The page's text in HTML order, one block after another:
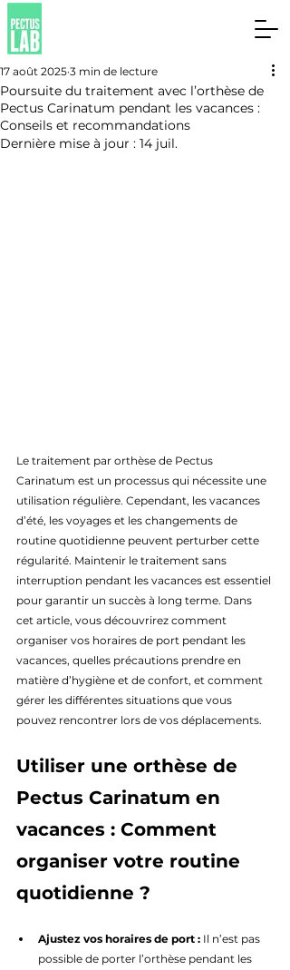
Poursuite du traitement avec l’orthèse de
Pectus Carinatum pendant les vacances :
Conseils et recommandations
17 août 2025 3 min de lecture
Dernière mise à jour : 14 juil.
Le traitement par orthèse de Pectus
Carinatum est un processus qui nécessite une
utilisation régulière. Cependant, les vacances
d’été, les voyages et les changements de
routine quotidienne peuvent perturber cette
régularité. Maintenir le traitement sans
interruption pendant les vacances est essentiel
pour garantir un succès à long terme. Dans
cet article, vous découvrirez comment
organiser vos horaires de port pendant les
vacances, quelles précautions prendre en
matière d’hygiène et de confort, et comment
gérer les différentes situations que vous
pouvez rencontrer lors de vos déplacements.
Utiliser une orthèse de
Pectus Carinatum en
vacances : Comment
organiser votre routine
quotidienne ?
Ajustez vos horaires de port : Il n’est pas
possible de porter l’orthèse pendant les